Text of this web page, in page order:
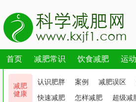
首页 减肥常识 饮食减肥 运
减肥
健康
认识肥胖 案例 减肥误区
快速减肥
怎样减肥 超级减